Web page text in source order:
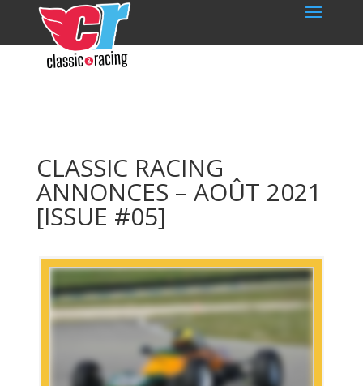
CLASSIC RACING
ANNONCES – AOÛT 2021
[ISSUE #05]